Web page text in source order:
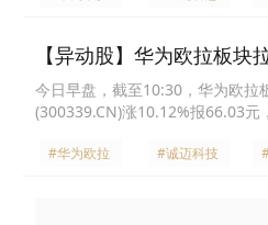
【异动股】华为欧拉板块
今日早盘，截至10:30，华为欧拉
(300339.CN)涨10.12%报66.03
#华为欧拉 #诚迈科技